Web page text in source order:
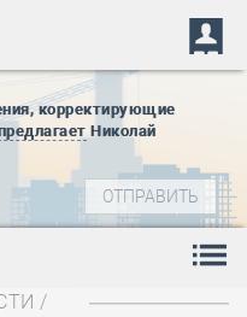
корректирующие
Николай
/